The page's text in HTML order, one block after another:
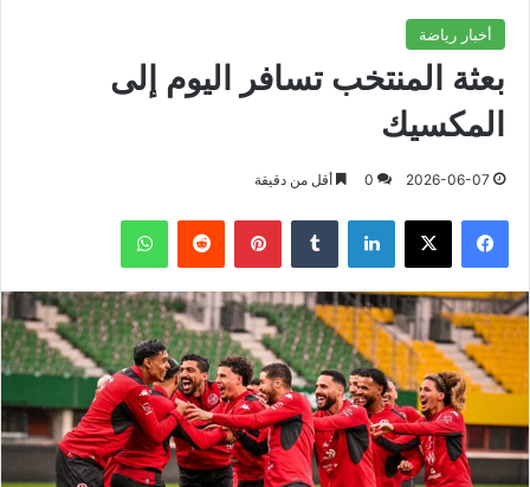
أخبار رياضة
بعثة المنتخب تسافر اليوم إلى
المكسيك
2026-06-07
0 أقل من دقيقة
فيسبوك X لينكدإن بينتيريست واتساب